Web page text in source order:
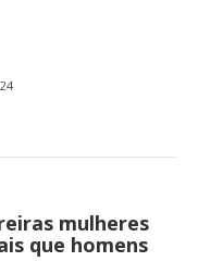
mulheres
que homens